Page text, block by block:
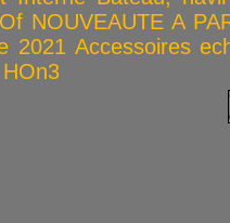
NOUVEAUTE A
2021 Accessoires
HOn3